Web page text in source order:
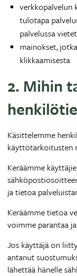
verkkopalvelun
tulotapa
palvelussa
mainokset,
klikkaamisesta
2. Mihin
Käsittelemme
käyttötarkoitusten
Keräämme
ja tietoa
Keräämme tietoa
voimme parantaa
Jos käyttäjä on
antanut
lähettää hänelle